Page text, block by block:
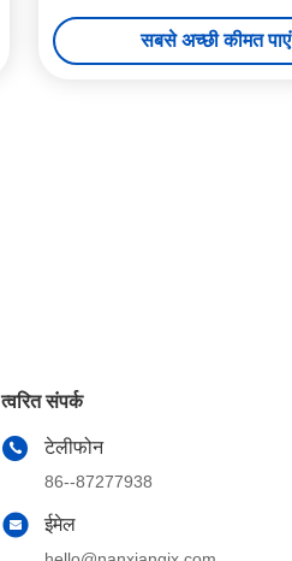
सबसे अच्छी कीमत पाएं
त्वरित संपर्क
टेलीफोन
86--87277938
ईमेल